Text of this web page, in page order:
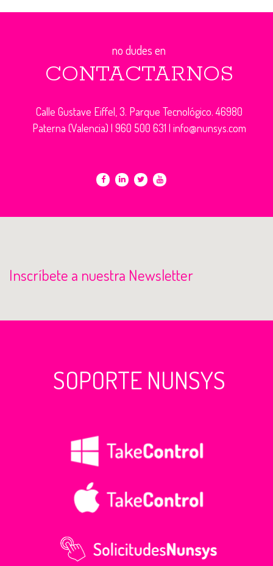
no dudes en
CONTACTARNOS
Calle Gustave Eiffel, 3. Parque Tecnológico. 46980
Paterna (Valencia) | 960 500 631 | info@nunsys.com
Inscríbete a nuestra Newsletter
SOPORTE NUNSYS